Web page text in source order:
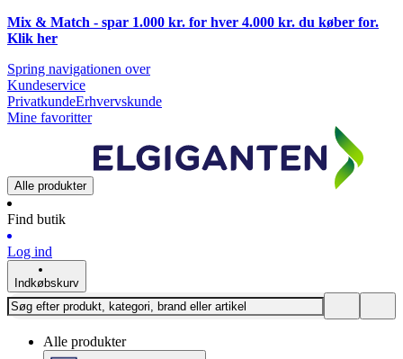
Mix & Match - spar 1.000 kr. for hver 4.000 kr. du køber for.
Klik her
Spring navigationen over
Kundeservice
PrivatkundeErhvervskunde
Mine favoritter
Alle produkter
Find butik
Log ind
Indkøbskurv
Alle produkter